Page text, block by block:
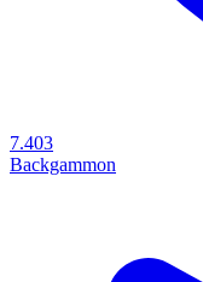
7.403
Backgammon